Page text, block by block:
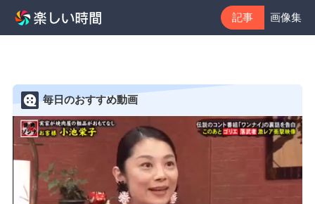
記事 画像集
毎日のおすすめ動画